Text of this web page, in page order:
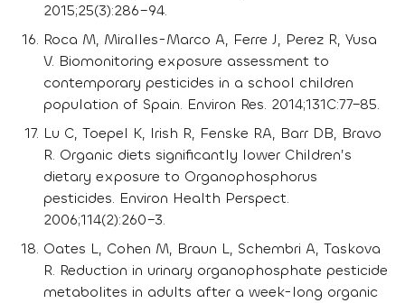
2015;25(3):286–94.
Roca M, Miralles-Marco A, Ferre J, Perez R, Yusa
V. Biomonitoring exposure assessment to
contemporary pesticides in a school children
population of Spain. Environ Res. 2014;131C:77–85.
Lu C, Toepel K, Irish R, Fenske RA, Barr DB, Bravo
R. Organic diets significantly lower Children’s
dietary exposure to Organophosphorus
pesticides. Environ Health Perspect.
2006;114(2):260–3.
Oates L, Cohen M, Braun L, Schembri A, Taskova
R. Reduction in urinary organophosphate pesticide
metabolites in adults after a week-long organic